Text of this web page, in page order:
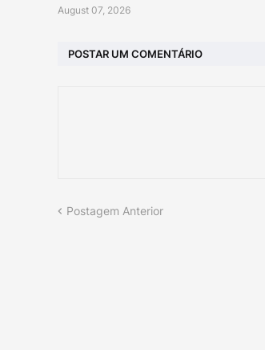
August 07, 2026
POSTAR UM COMENTÁRIO
Postagem Anterior